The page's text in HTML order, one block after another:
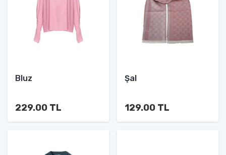
Bluz
229.00 TL
Şal
129.00 TL